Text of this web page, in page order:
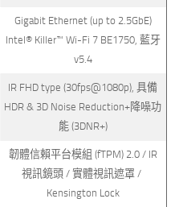
Gigabit Ethernet (up to 2.5GbE)
Intel® Killer™ Wi-Fi 7 BE1750, 藍牙
v5.4
IR FHD type (30fps@1080p), 具備
HDR & 3D Noise Reduction+降噪功
能 (3DNR+)
韌體信賴平台模組 (fTPM) 2.0 / IR
視訊鏡頭 / 實體視訊遮罩 /
Kensington Lock